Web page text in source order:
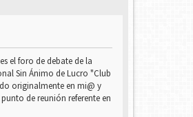
el foro de debate de la
Sin Ánimo de Lucro "Club
originalmente en mi@ y
de reunión referente en